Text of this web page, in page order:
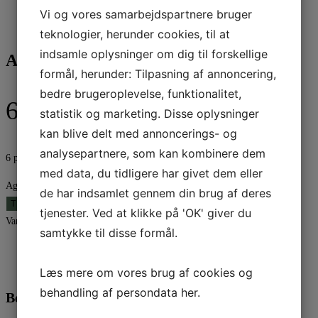
Agnielle julekugle | 10cm
69,95kr.
6 på lager
Agnielle julekugle | 10cm antal
TILFØJ TIL KURV
Varenummer (SKU): A00028204 Kategori: Julepynt
Yderligere information
Beskrivelse
Vi og vores samarbejdspartnere bruger
teknologier, herunder cookies, til at
indsamle oplysninger om dig til forskellige
formål, herunder: Tilpasning af annoncering,
bedre brugeroplevelse, funktionalitet,
statistik og marketing. Disse oplysninger
kan blive delt med annoncerings- og
analysepartnere, som kan kombinere dem
med data, du tidligere har givet dem eller
de har indsamlet gennem din brug af deres
tjenester. Ved at klikke på 'OK' giver du
samtykke til disse formål.
Læs mere om vores brug af cookies og
behandling af persondata her.